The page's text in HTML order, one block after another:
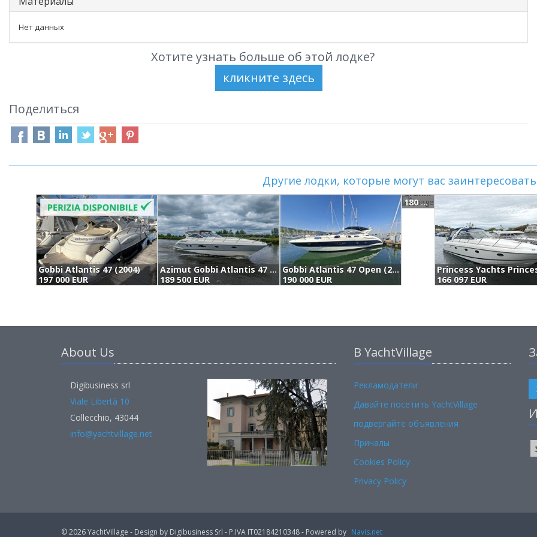
Нет данных
Хотите узнать больше об этой лодке?
Поделиться
Другие лодки, которые могут вас
Gobbi Atlantis 47 (2004)
197 000 EUR
Azimut Gobbi Atlantis 47 (2003)
189 500 EUR
Gobbi Atlantis 47 Open (2004)
190 000 EUR
Cranchi Mediterranee 43 (2008)
180 000 EUR
166 097 EUR
About Us
Digibusiness srl
Viale Libertà 10
Collecchio, 43044
info@yachtvillage.net
В YachtVillage
Рекламодатели
Давайте посетить YachtVillage
подвергайте объявления
Причалы
Cookies Policy
Privacy Policy
© 2026 YachtVillage - Design by Digibusiness Srl - P.IVA IT02184210348 - Powered by Navis.net